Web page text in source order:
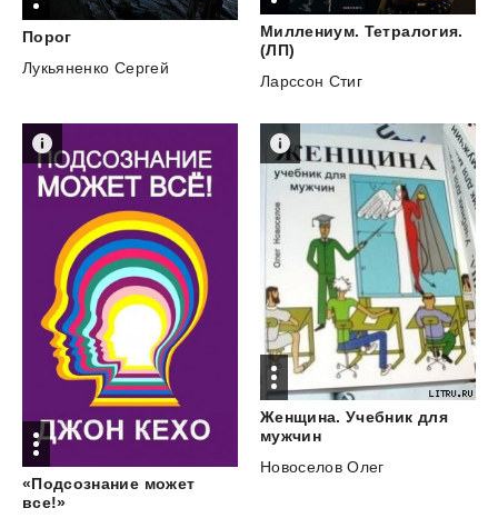
Порог
Лукьяненко Сергей
Миллениум. Тетралогия.
(ЛП)
Ларссон Стиг
«Подсознание может
все!»
Женщина. Учебник для
мужчин
Новоселов Олег